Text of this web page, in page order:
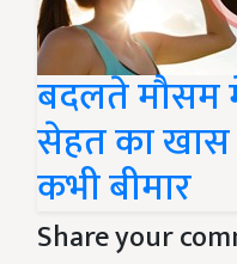
बदलते मौसम
सेहत का खास
कभी बीमार
Share your